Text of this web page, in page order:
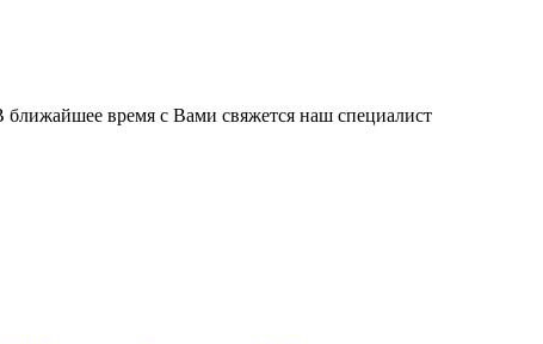
время с Вами свяжется наш специалист